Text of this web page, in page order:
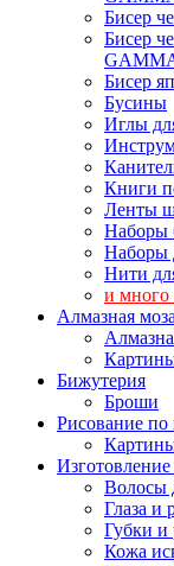
Бисер
Бисер
Бисер
Бусины
Иглы
Книги
Ленты
Наборы
Наборы
Нити
и много
Алмазная
Бижутерия
Броши
Рисование по
Волосы
Глаза и
Губки и
Кожа